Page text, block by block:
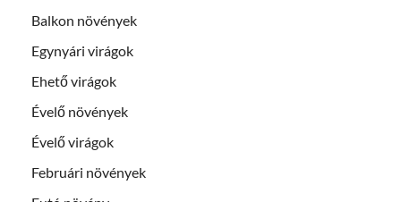
Balkon növények
Egynyári virágok
Ehető virágok
Évelő növények
Évelő virágok
Februári növények